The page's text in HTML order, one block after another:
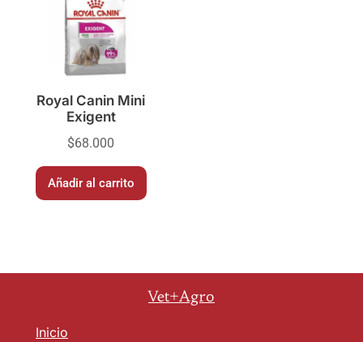
Royal Canin Mini
Exigent
$68.000
Añadir al carrito
Vet+Agro
Inicio